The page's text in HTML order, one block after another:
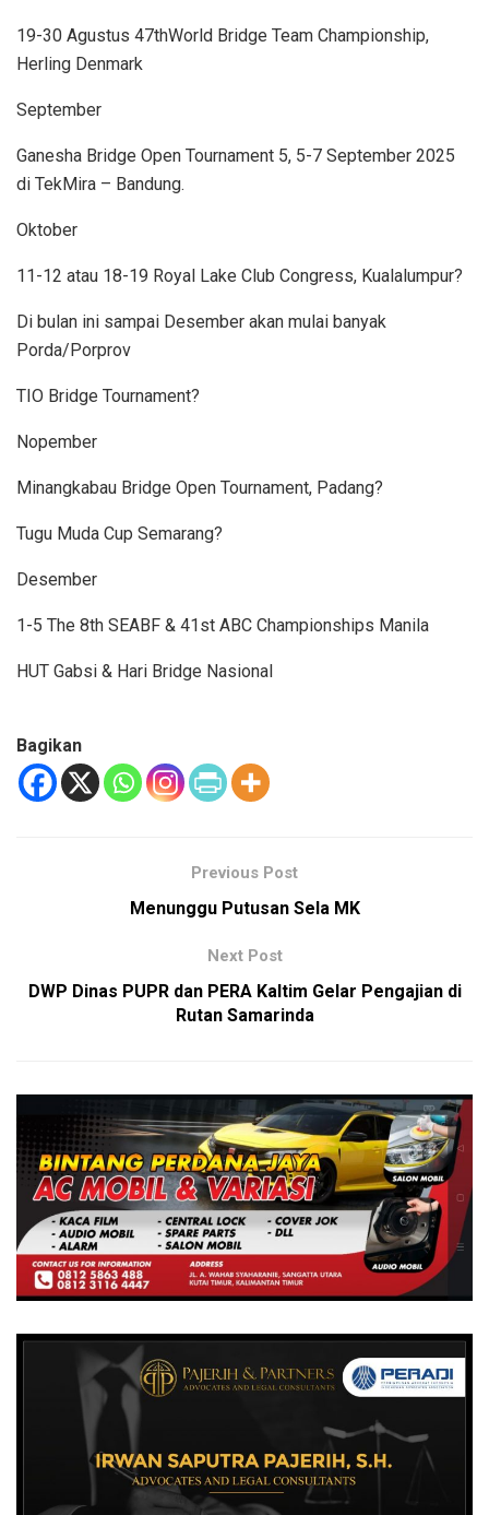
19-30 Agustus 47thWorld Bridge Team Championship,
Herling Denmark
September
Ganesha Bridge Open Tournament 5, 5-7 September 2025
di TekMira – Bandung.
Oktober
11-12 atau 18-19 Royal Lake Club Congress, Kualalumpur?
Di bulan ini sampai Desember akan mulai banyak
Porda/Porprov
TIO Bridge Tournament?
Nopember
Minangkabau Bridge Open Tournament, Padang?
Tugu Muda Cup Semarang?
Desember
1-5 The 8th SEABF & 41st ABC Championships Manila
HUT Gabsi & Hari Bridge Nasional
Bagikan
Previous Post
Menunggu Putusan Sela MK
Next Post
DWP Dinas PUPR dan PERA Kaltim Gelar Pengajian di
Rutan Samarinda